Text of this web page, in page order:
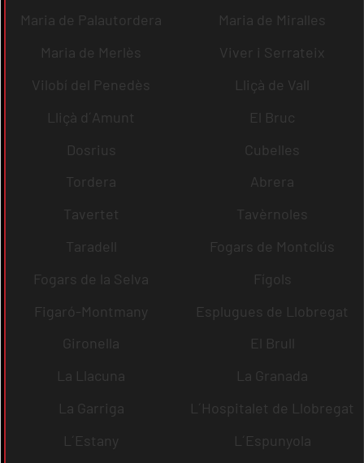
Maria de Palautordera
Maria de Miralles
Maria de Merlès
Viver i Serrateix
Vilobí del Penedès
Lliçà de Vall
Lliçà d´Amunt
El Bruc
Dosrius
Cubelles
Tordera
Abrera
Tavertet
Tavèrnoles
Taradell
Fogars de Montclús
Fogars de la Selva
Fígols
Figaró-Montmany
Esplugues de Llobregat
Gironella
El Brull
La Llacuna
La Granada
La Garriga
L´Hospitalet de Llobregat
L´Estany
L´Espunyola